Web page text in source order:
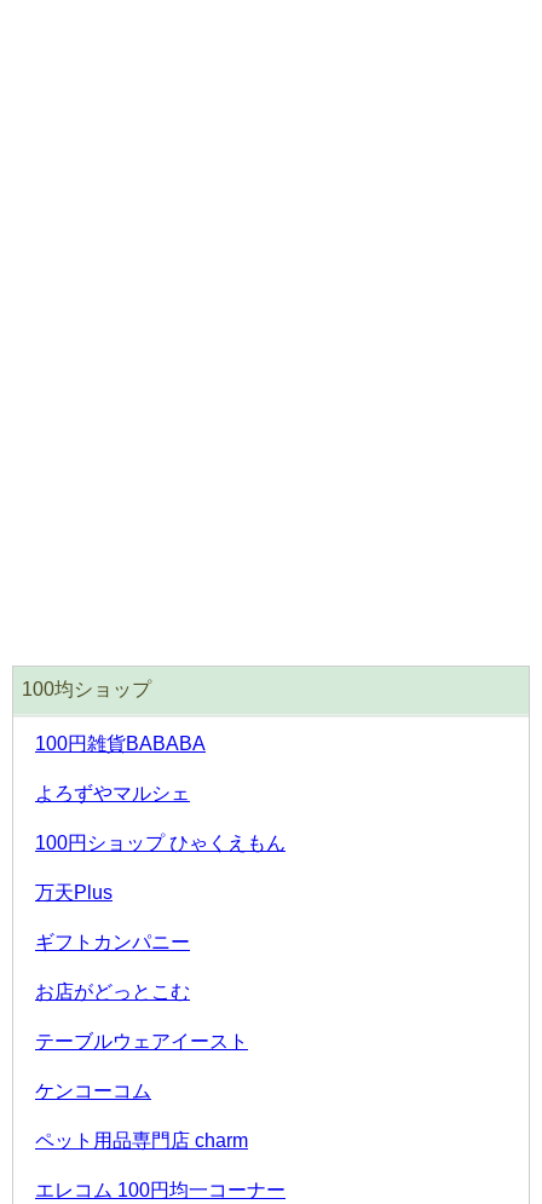
100均ショップ
100円雑貨BABABA
よろずやマルシェ
100円ショップ ひゃくえもん
万天Plus
ギフトカンパニー
お店がどっとこむ
テーブルウェアイースト
ケンコーコム
ペット用品専門店 charm
エレコム 100円均一コーナー